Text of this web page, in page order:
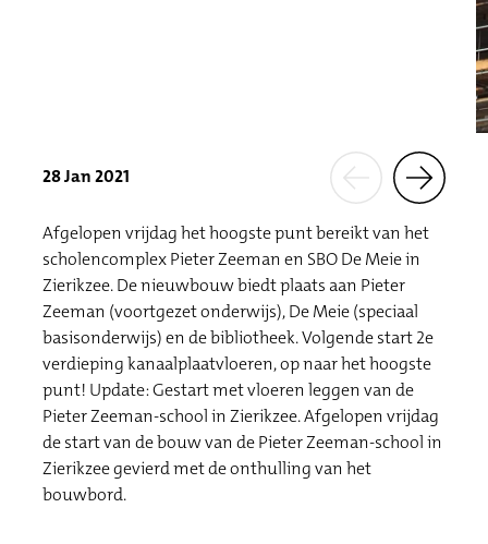
28 Jan 2021
Afgelopen vrijdag het hoogste punt bereikt van het
scholencomplex Pieter Zeeman en SBO De Meie in
Zierikzee. De nieuwbouw biedt plaats aan Pieter
Zeeman (voortgezet onderwijs), De Meie (speciaal
basisonderwijs) en de bibliotheek. Volgende start 2e
verdieping kanaalplaatvloeren, op naar het hoogste
punt! Update: Gestart met vloeren leggen van de
Pieter Zeeman-school in Zierikzee. Afgelopen vrijdag
de start van de bouw van de Pieter Zeeman-school in
Zierikzee gevierd met de onthulling van het
bouwbord.